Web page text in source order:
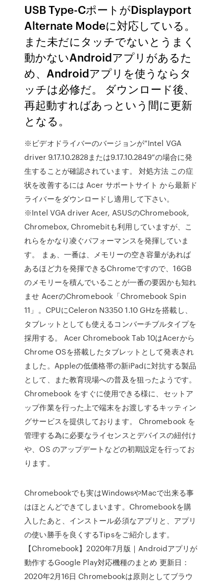
USB Type-CポートがDisplayport
Alternate Modeに対応している。
また未だにタッチでないとうまく
動かないAndroidアプリがあるた
め、Androidアプリを使うならタ
ッチは必修だ。 ダウンロード後、
再起動すればあっという間に更新
となる。
※ビデオドライバーのバージョンが”Intel VGA
driver 9.17.10.2828または9.17.10.2849”の場合に発
生することが確認されています。 対処方法 この症
状を改善するには Acer サポートサイト から最新ド
ライバーをダウンロードし適用して下さい。
※Intel VGA driver Acer, ASUSのChromebook,
Chromebox, Chromebitも利用していますが、こ
れらをかなり凌ぐパフォーマンスを発揮していま
す。 まぁ、一番は、メモリーの空き容量があれば
あるほど力を発揮できるChromeですので、16GB
のメモリーを積んでいることが一番の要因かも知れ
ませ AcerのChromebook「Chromebook Spin
11」。CPUにCeleron N3350 1.10 GHzを搭載し、
タブレットとしても使えるコンバーチブルタイプを
採用する。 Acer Chromebook Tab 10はAcerから
Chrome ОSを搭載したタブレットとして発表され
ました。Appleの低価格帯の新iPadに対抗する製品
として、また教育現場への普及を狙ったようです。
Chromebook をすぐに使用できる様に、セットア
ップ作業を行った上で端末をお渡しするキッティン
グサービスを提供しております。 Chromebook を
管理する為に必要なライセンスとデバイスの紐付け
や、OS のアップデートなどの初期設定を行ってお
ります。
Chromebookでも実はWindowsやMacで出来る事
はほとんどできてしまいます。Chromebookを購
入したあと、インストール必須なアプリと、アプリ
の使い勝手を良くするTipsをご紹介します。
【Chromebook】2020年7月版｜Androidアプリが
動作するGoogle Play対応機種のまとめ 更新日：
2020年2月16日 Chromebookは原則としてブラウ